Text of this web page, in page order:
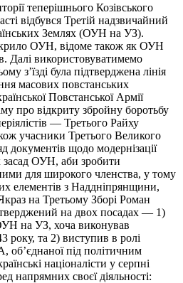
теперішнього Козівського
відбувся Третій надзвичайний
Землях (ОУН на УЗ).
крило ОУН, відоме також як ОУН
Далі використовуватимемо
з’їзді була підтверджена лінія
масових повстанських
Повстанської Армії
про відкриту збройну боротьбу
— Третього Райху
учасники Третього Великого
щодо модернізації
засад ОУН, аби зробити
для широкого членства, у тому
елементів з Наддніпрянщини,
на Третьому Зборі Роман
на двох посадах — 1)
на УЗ, хоча виконував
року, та 2) виступив в ролі
під політичним
націоналісти у серпні
напрямних своєї діяльності: